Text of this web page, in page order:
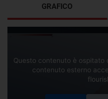
GRAFICO
Questo contenuto è ospitato
contenuto esterno